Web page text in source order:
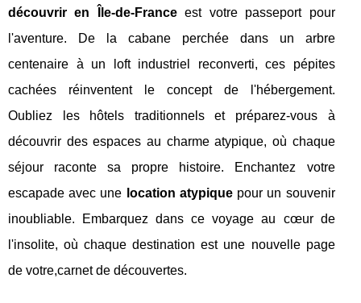
découvrir en Île-de-Franceest votre passeport pour
l'aventure. De la cabane perchée dans un arbre
centenaire à un loft industriel reconverti, ces pépites
cachées réinventent le concept de l'hébergement.
Oubliez les hôtels traditionnels et préparez-vous à
découvrir des espaces au charme atypique, où chaque
séjour raconte sa propre histoire. Enchantez votre
escapade avec une location atypiquepour un souvenir
inoubliable. Embarquez dans ce voyage au cœur de
l'insolite, où chaque destination est une nouvelle page
de votre,carnet de découvertes.